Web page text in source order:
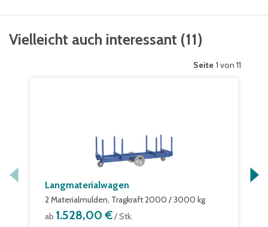
Vielleicht auch interessant (11)
Seite 1 von 11
Langmaterialwagen
2 Materialmulden, Tragkraft 2000 / 3000 kg
ab 1.528,00 €/ Stk.